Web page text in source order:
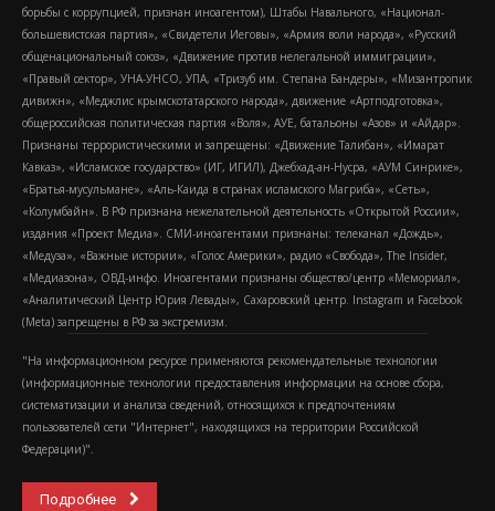
борьбы с коррупцией, признан иноагентом), Штабы Навального, «Национал-
большевистская партия», «Свидетели Иеговы», «Армия воли народа», «Русский
общенациональный союз», «Движение против нелегальной иммиграции»,
«Правый сектор», УНА-УНСО, УПА, «Тризуб им. Степана Бандеры», «Мизантропик
дивижн», «Меджлис крымскотатарского народа», движение «Артподготовка»,
общероссийская политическая партия «Воля», АУЕ, батальоны «Азов» и «Айдар».
Признаны террористическими и запрещены: «Движение Талибан», «Имарат
Кавказ», «Исламское государство» (ИГ, ИГИЛ), Джебхад-ан-Нусра, «АУМ Синрике»,
«Братья-мусульмане», «Аль-Каида в странах исламского Магриба», «Сеть»,
«Колумбайн». В РФ признана нежелательной деятельность «Открытой России»,
издания «Проект Медиа». СМИ-иноагентами признаны: телеканал «Дождь»,
«Медуза», «Важные истории», «Голос Америки», радио «Свобода», The Insider,
«Медиазона», ОВД-инфо. Иноагентами признаны общество/центр «Мемориал»,
«Аналитический Центр Юрия Левады», Сахаровский центр. Instagram и Facebook
(Metа) запрещены в РФ за экстремизм.
"На информационном ресурсе применяются рекомендательные технологии
(информационные технологии предоставления информации на основе сбора,
систематизации и анализа сведений, относящихся к предпочтениям
пользователей сети "Интернет", находящихся на территории Российской
Федерации)".
Подробнее